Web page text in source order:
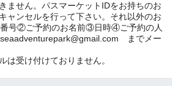
ません。パスマーケットIDをお持ちのお
ャンセルを行って下さい。それ以外のお
号②ご予約のお名前③日時④ご予約の人
までメー
は受け付けておりません。